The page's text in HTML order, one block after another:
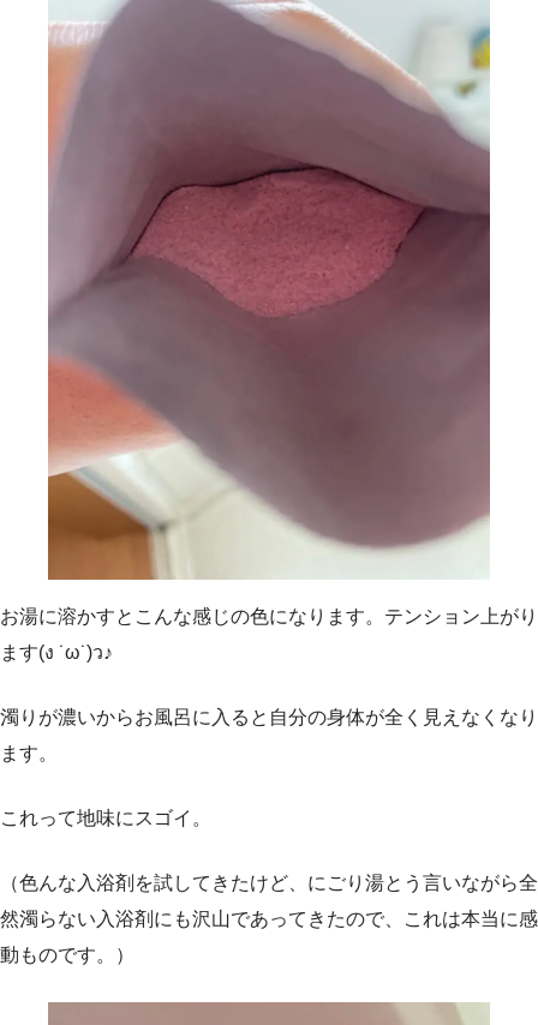
お湯に溶かすとこんな感じの色になります。テンション上がり
ます(ง ˙ω˙)ว♪
濁りが濃いからお風呂に入ると自分の身体が全く見えなくなり
ます。
これって地味にスゴイ。
（色んな入浴剤を試してきたけど、にごり湯とう言いながら全
然濁らない入浴剤にも沢山であってきたので、これは本当に感
動ものです。）